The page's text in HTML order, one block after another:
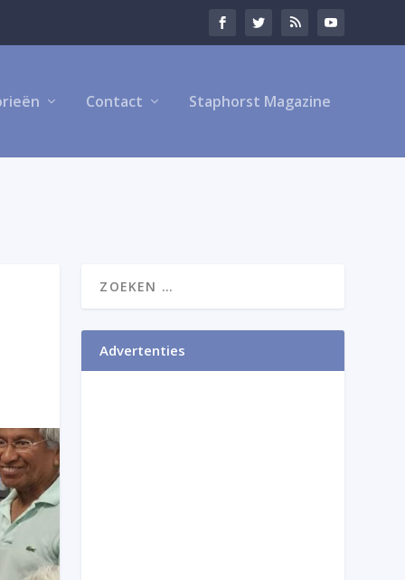
Contact Staphorst Magazine
Advertenties